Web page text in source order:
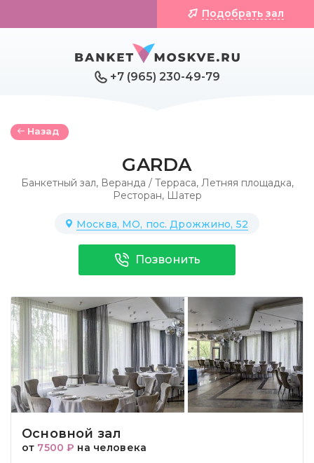
+7 (965) 230-49-79
Подобрать зал
Назад
GARDA
Банкетный зал,Веранда / Терраса,Летняя площадка,
Ресторан,Шатер
Москва, МО, пос. Дрожжино, 52
Позвонить
Основной зал
от 7500 ₽ на человека